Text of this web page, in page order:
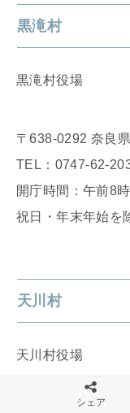
黒滝村
黒滝村役場
〒638-0292 奈良
TEL：0747-62-
開庁時間：午前8
祝日・年末年始を
天川村
天川村役場
シェア